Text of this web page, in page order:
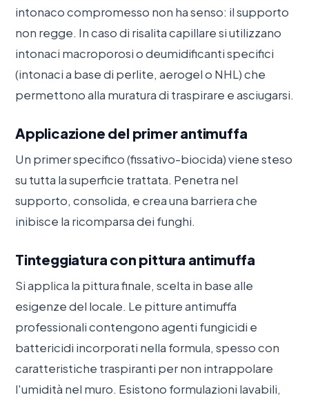
intonaco compromesso non ha senso: il supporto
non regge. In caso di risalita capillare si utilizzano
intonaci macroporosi o deumidificanti specifici
(intonaci a base di perlite, aerogel o NHL) che
permettono alla muratura di traspirare e asciugarsi.
Applicazione del primer antimuffa
Un primer specifico (fissativo-biocida) viene steso
su tutta la superficie trattata. Penetra nel
supporto, consolida, e crea una barriera che
inibisce la ricomparsa dei funghi.
Tinteggiatura con pittura antimuffa
Si applica la pittura finale, scelta in base alle
esigenze del locale. Le pitture antimuffa
professionali contengono agenti fungicidi e
battericidi incorporati nella formula, spesso con
caratteristiche traspiranti per non intrappolare
l'umidità nel muro. Esistono formulazioni lavabili,